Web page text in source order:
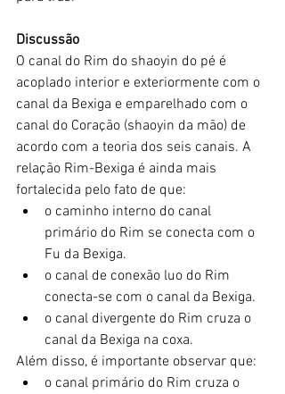
Discussão
O canal do Rim do shaoyin do pé é
acoplado interior e exteriormente com o
canal da Bexiga e emparelhado com o
canal do Coração (shaoyin da mão) de
acordo com a teoria dos seis canais. A
relação Rim-Bexiga é ainda mais
fortalecida pelo fato de que:
o caminho interno do canal
primário do Rim se conecta com o
Fu da Bexiga.
o canal de conexão luo do Rim
conecta-se com o canal da Bexiga.
o canal divergente do Rim cruza o
canal da Bexiga na coxa.
Além disso, é importante observar que:
o canal primário do Rim cruza o